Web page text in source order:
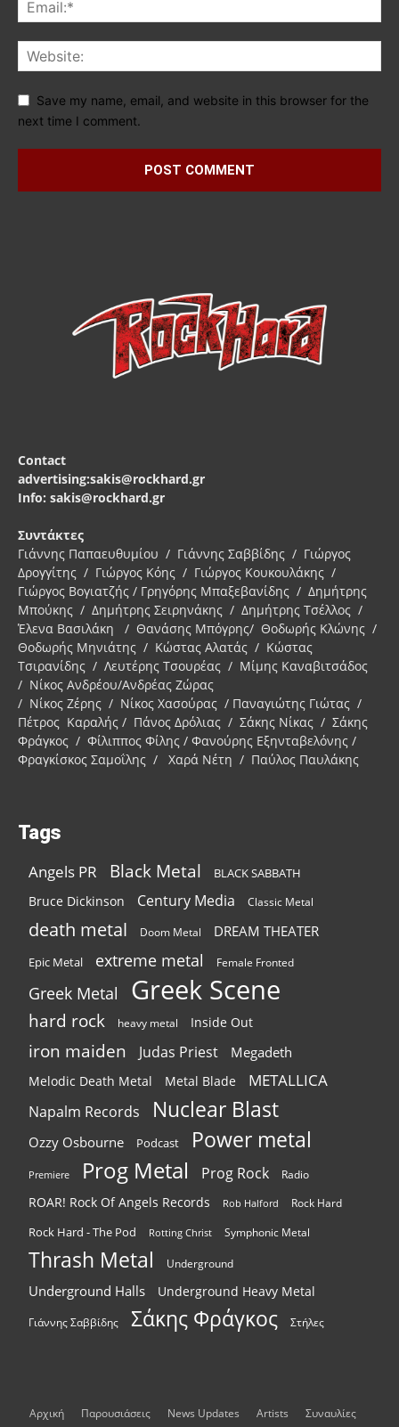
Save my name, email, and website in this browser for the
next time I comment.
Contact
advertising:sakis@rockhard.gr
Info: sakis@rockhard.gr
Συντάκτες
Γιάννης Παπαευθυμίου / Γιάννης Σαββίδης / Γιώργος
Δρογγίτης / Γιώργος Κόης / Γιώργος Κουκουλάκης /
Γιώργος Βογιατζής / Γρηγόρης Μπαξεβανίδης / Δημήτρης
Μπούκης / Δημήτρης Σειρηνάκης / Δημήτρης Τσέλλος /
Έλενα Βασιλάκη / Θανάσης Μπόγρης/ Θοδωρής Κλώνης /
Θοδωρής Μηνιάτης / Κώστας Αλατάς / Κώστας
Τσιρανίδης / Λευτέρης Τσουρέας / Μίμης Καναβιτσάδος
/ Νίκος Ανδρέου/Ανδρέας Ζώρας
/ Νίκος Ζέρης / Νίκος Χασούρας / Παναγιώτης Γιώτας /
Πέτρος Καραλής / Πάνος Δρόλιας / Σάκης Νίκας / Σάκης
Φράγκος / Φίλιππος Φίλης / Φανούρης Εξηνταβελόνης /
Φραγκίσκος Σαμοΐλης / Χαρά Νέτη / Παύλος Παυλάκης
Tags
Angels PR Black Metal BLACK SABBATH
Bruce Dickinson Century Media Classic Metal
death metal Doom Metal DREAM THEATER
Epic Metal extreme metal Female Fronted
Greek Metal Greek Scene
hard rock heavy metal Inside Out
iron maiden Judas Priest Megadeth
Melodic Death Metal Metal Blade METALLICA
Napalm Records Nuclear Blast
Ozzy Osbourne Podcast Power metal
Premiere Prog Metal Prog Rock Radio
ROAR! Rock Of Angels Records Rob Halford Rock Hard
Rock Hard - The Pod Rotting Christ Symphonic Metal
Thrash Metal Underground
Underground Halls Underground Heavy Metal
Γιάννης Σαββίδης Σάκης Φράγκος Στήλες
Αρχική Παρουσιάσεις News Updates Artists
Συναυλίες